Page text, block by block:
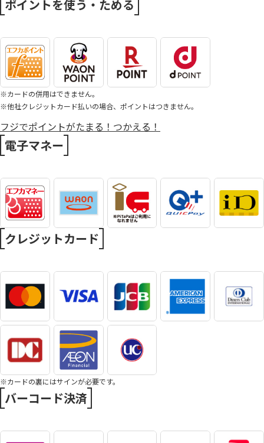
ポイントを使う・ためる
※カードの併用はできません。
※他社クレジットカード払いの場合、ポイントはつきません。
フジでポイントがたまる！つかえる！
電子マネー
クレジットカード
※カードの裏にはサインが必要です。
バーコード決済